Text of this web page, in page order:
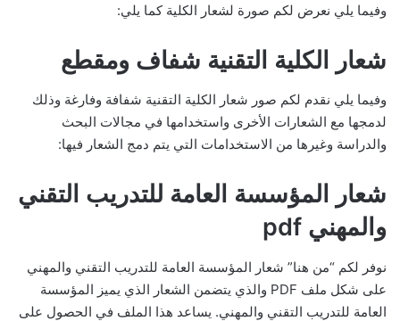
وفيما يلي نعرض لكم صورة لشعار الكلية كما يلي:
شعار الكلية التقنية شفاف ومقطع
وفيما يلي نقدم لكم صور شعار الكلية التقنية شفافة وفارغة وذلك
لدمجها مع الشعارات الأخرى واستخدامها في مجالات البحث
والدراسة وغيرها من الاستخدامات التي يتم دمج الشعار فيها:
شعار المؤسسة العامة للتدريب التقني
والمهني pdf
نوفر لكم “من هنا” شعار المؤسسة العامة للتدريب التقني والمهني
على شكل ملف PDF والذي يتضمن الشعار الذي يميز المؤسسة
العامة للتدريب التقني والمهني. يساعد هذا الملف في الحصول على